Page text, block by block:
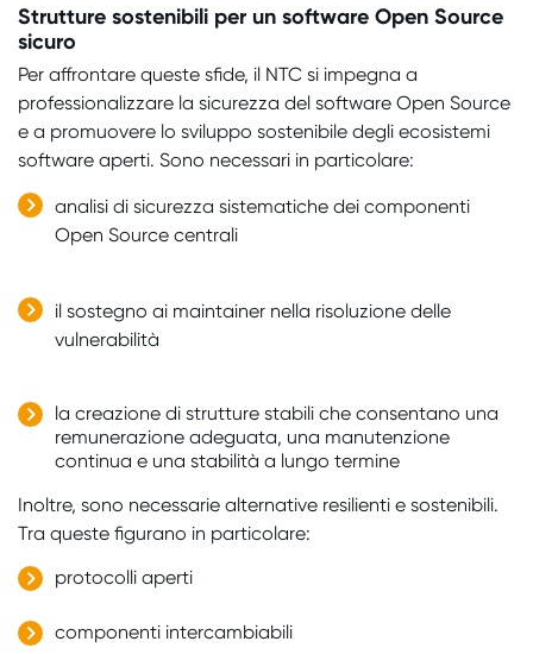
Strutture sostenibili per un software Open Source
sicuro
Per affrontare queste sfide, il NTC si impegna a
professionalizzare la sicurezza del software Open Source
e a promuovere lo sviluppo sostenibile degli ecosistemi
software aperti. Sono necessari in particolare:
analisi di sicurezza sistematiche dei componenti
Open Source centrali
il sostegno ai maintainer nella risoluzione delle
vulnerabilità
la creazione di strutture stabili che consentano una
remunerazione adeguata, una manutenzione
continua e una stabilità a lungo termine
Inoltre, sono necessarie alternative resilienti e sostenibili.
Tra queste figurano in particolare:
protocolli aperti
componenti intercambiabili